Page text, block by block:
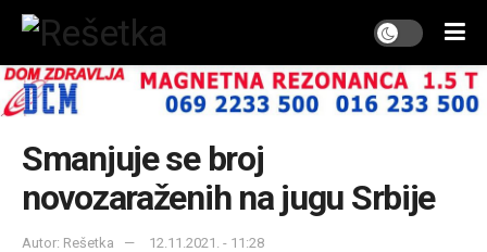
Smanjuje se broj
novozaraženih na jugu Srbije
Autor: Rešetka 12.11.2021. - 11:28